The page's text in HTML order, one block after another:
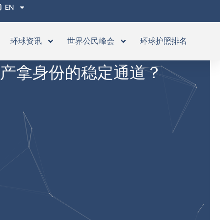
EN
环球资讯 世界公民峰会 环球护照排名
拿身份的稳定通道？